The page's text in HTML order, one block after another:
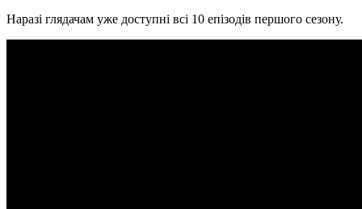
Наразі глядачам уже доступні всі 10 епізодів першого сезону.